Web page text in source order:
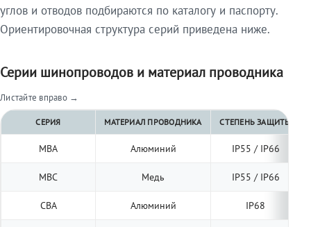
углов и отводов подбираются по каталогу и паспорту.
Ориентировочная структура серий приведена ниже.
Серии шинопроводов и материал проводника
Листайте вправо →
СЕРИЯ МАТЕРИАЛ ПРОВОДНИКА СТЕПЕНЬ ЗАЩИТЫ
МВА Алюминий IP55 / IP66
МВС Медь IP55 / IP66
СВА Алюминий IP68